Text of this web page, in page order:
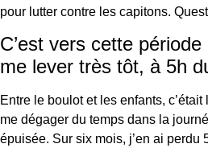
pour lutter contre les capitons.
C’est vers cette période
me lever très tôt, à 5h
Entre le boulot et les enfants,
me dégager du temps dans la
épuisée. Sur six mois, j’en ai perdu